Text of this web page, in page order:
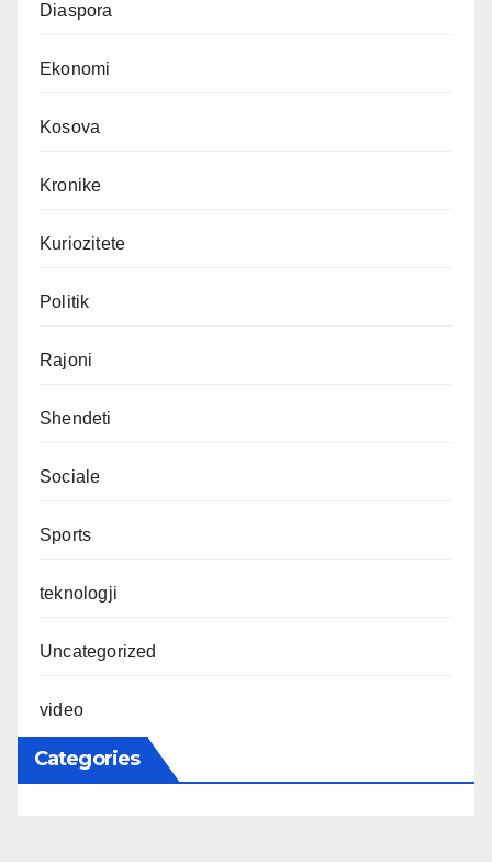
Diaspora
Ekonomi
Kosova
Kronike
Kuriozitete
Politik
Rajoni
Shendeti
Sociale
Sports
teknologji
Uncategorized
video
Categories